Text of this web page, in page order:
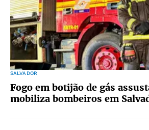
SALVADOR
Fogo em botijão de gás
mobiliza bombeiros em